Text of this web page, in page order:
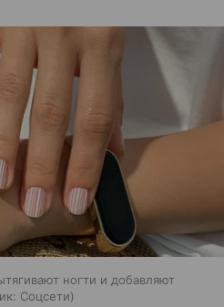
ногти и добавляют
Соцсети